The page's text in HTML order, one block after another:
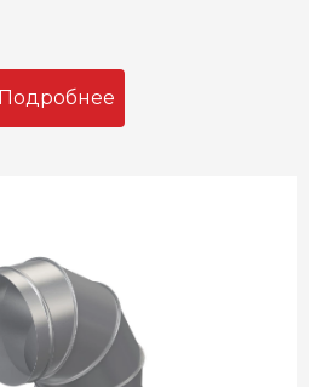
Подробнее